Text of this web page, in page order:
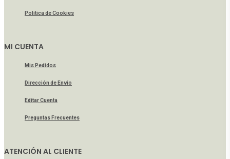
Política de Cookies
MI CUENTA
Mis Pedidos
Dirección de Envío
Editar Cuenta
Preguntas Frecuentes
ATENCIÓN AL CLIENTE